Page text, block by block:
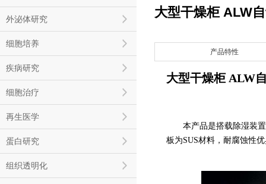
外泌体研究
细胞培养
疾病研究
细胞治疗
再生医学
蛋白研究
组织透明化
大型干燥柜 ALW
产品特性
大型干燥柜 ALW
本产品是搭载除湿装置
板为SUS材料，耐腐蚀性